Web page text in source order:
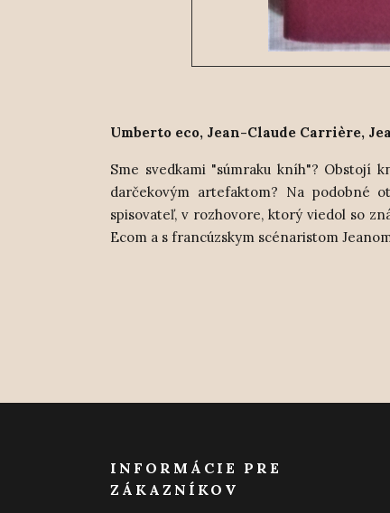
Umberto eco, Jean-Claude Carrière,
Sme svedkami "súmraku kníh"? Obstojí
darčekovým artefaktom? Na podobné
spisovateľ, v rozhovore, ktorý viedol so
Ecom a s francúzskym scénaristom
INFORMÁCIE PRE
ZÁKAZNÍKOV